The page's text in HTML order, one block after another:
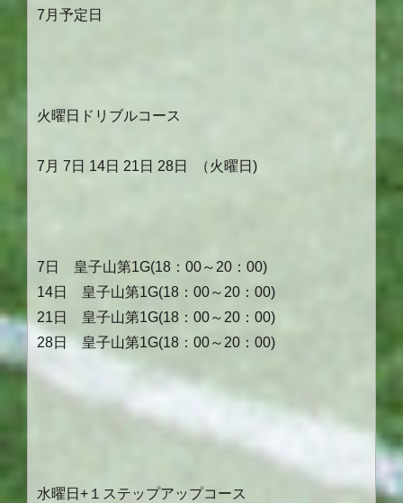
7 月予定日
火曜日ドリブルコース
7 月 7 日 14日 21 日 28日 （火曜日 )
7日 皇子山第1G(18：00～20：00)
14日 皇子山第1G(18：00～20：00)
21日 皇子山第1G(18：00～20：00)
28日 皇子山第1G(18：00～20：00)
水曜日+１ステップアップコース